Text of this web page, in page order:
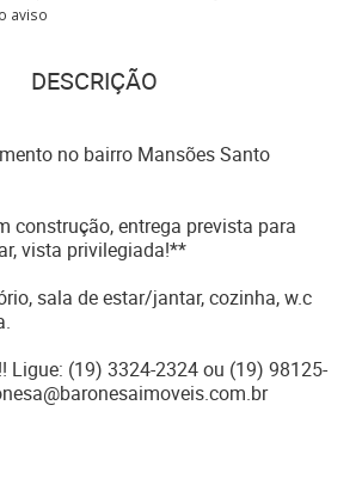
aviso
DESCRIÇÃO
no bairro Mansões Santo
construção, entrega prevista para
vista privilegiada!**
sala de estar/jantar, cozinha, w.c
Ligue: (19) 3324-2324 ou (19) 98125-